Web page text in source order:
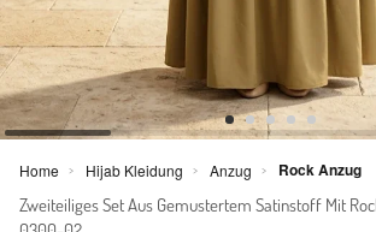
Home > Hijab Kleidung > Anzug > Rock Anzug
Zweiteiliges Set Aus Gemustertem Satinstoff Mit